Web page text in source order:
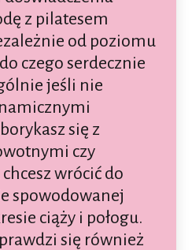
z pilatesem
od poziomu
czego serdecznie
jeśli nie
się z
czy
wrócić do
spowodowanej
ciąży i połogu.
się również